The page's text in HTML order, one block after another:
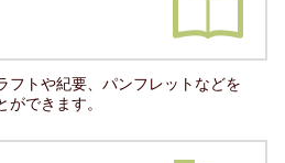
フトや紀要、パンフレットなどを
できます。